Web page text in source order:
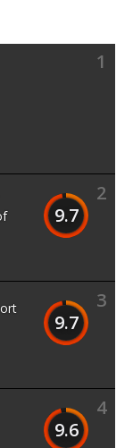
1
2
9.7
3
9.7
4
9.6